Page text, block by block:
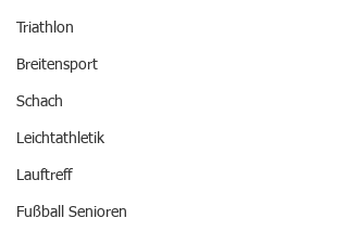
Triathlon
Breitensport
Schach
Leichtathletik
Lauftreff
Fußball Senioren